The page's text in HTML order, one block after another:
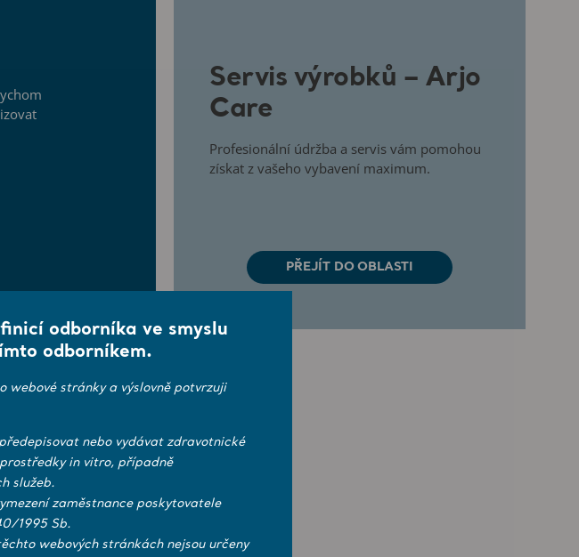
Servis výrobků – Arjo
Care
Profesionální údržba a servis vám pomohou
získat z vašeho vybavení maximum.
PŘEJÍT DO OBLASTI
odborníka ve smyslu
odborníkem.
stránky a výslovně potvrzuji
nebo vydávat zdravotnické
in vitro, případně
služeb.
zaměstnance poskytovatele
1995 Sb.
webových stránkách nejsou určeny